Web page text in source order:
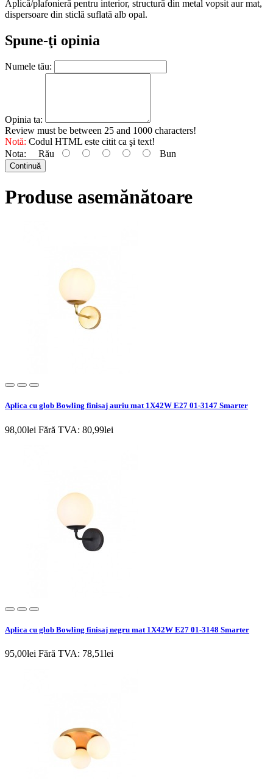
Aplică/plafonieră pentru interior, structură din metal vopsit aur mat,
dispersoare din sticlă suflată alb opal.
Spune-ţi opinia
Numele tău:
Opinia ta:
Review must be between 25 and 1000 characters!
Notă: Codul HTML este citit ca şi text!
Nota:
Rău Bun
Continuă
Produse asemănătoare
Aplica cu glob Bowling finisaj auriu mat 1X42W E27 01-3147 Smarter
98,00lei Fără TVA: 80,99lei
Aplica cu glob Bowling finisaj negru mat 1X42W E27 01-3148 Smarter
95,00lei Fără TVA: 78,51lei